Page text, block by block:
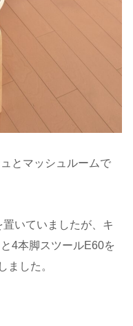
とマッシュルームで
いていましたが、キ
4本脚スツールE60を
ました。